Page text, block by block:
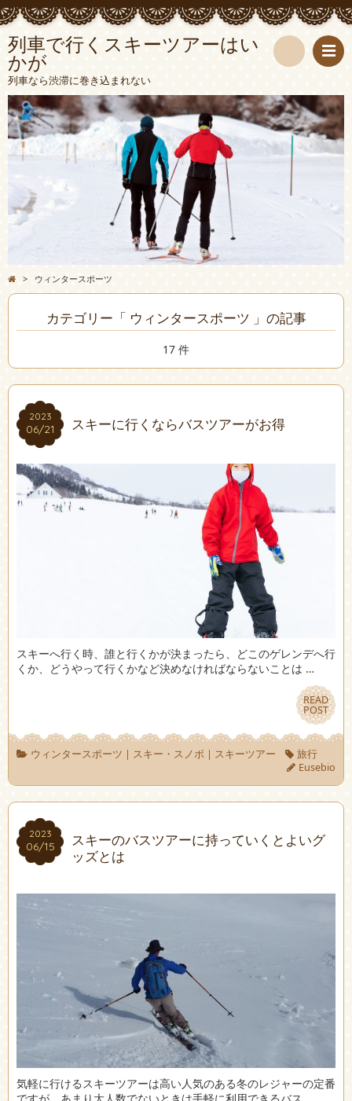
列車で行くスキーツアーはい
かが
列車なら渋滞に巻き込まれない
索
> ウィンタースポーツ
カテゴリー「 ウィンタースポーツ 」の記事
17 件
2023
06/21
2023
06/21 スキーに行くならバスツアーがお得
スキーへ行く時、誰と行くかが決まったら、どこのゲレンデへ行
くか、どうやって行くかなど決めなければならないことは …
READ
POST
READ
POST
ウィンタースポーツ | スキー・スノボ | スキーツアー
旅行
Eusebio
2023
06/15
2023
06/15
スキーのバスツアーに持っていくとよいグ
ッズとは
気軽に行けるスキーツアーは高い人気のある冬のレジャーの定番